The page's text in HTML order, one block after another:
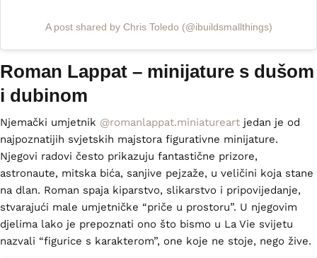
A post shared by Chris Toledo (@ibuildsmallthings)
Roman Lappat – minijature s dušom
i dubinom
Njemački umjetnik @romanlappat.miniatureart jedan je od
najpoznatijih svjetskih majstora figurativne minijature.
Njegovi radovi često prikazuju fantastične prizore,
astronaute, mitska bića, sanjive pejzaže, u veličini koja stane
na dlan. Roman spaja kiparstvo, slikarstvo i pripovijedanje,
stvarajući male umjetničke “priče u prostoru”. U njegovim
djelima lako je prepoznati ono što bismo u La Vie svijetu
nazvali “figurice s karakterom”, one koje ne stoje, nego žive.